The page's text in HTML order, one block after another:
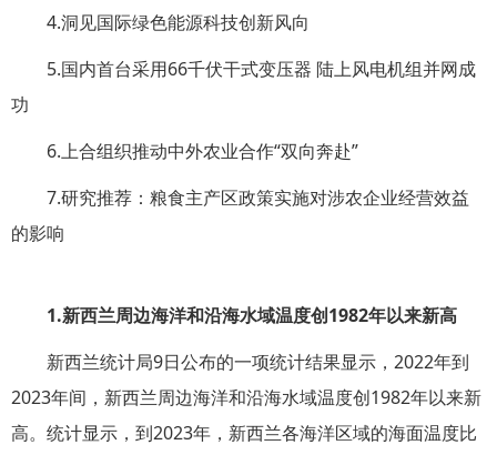
4.洞见国际绿色能源科技创新风向
5.国内首台采用66千伏干式变压器 陆上风电机组并网成
功
6.上合组织推动中外农业合作“双向奔赴”
7.研究推荐：粮食主产区政策实施对涉农企业经营效益
的影响
1.新西兰周边海洋和沿海水域温度创1982年以来新高
新西兰统计局9日公布的一项统计结果显示，2022年到
2023年间，新西兰周边海洋和沿海水域温度创1982年以来新
高。统计显示，到2023年，新西兰各海洋区域的海面温度比